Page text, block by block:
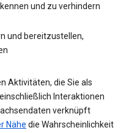
und zu verhindern
und bereitzustellen,
Aktivitäten, die Sie als
Interaktionen
verknüpft
Nähe die Wahrscheinlichkeit